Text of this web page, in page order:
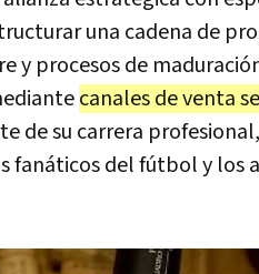
una cadena de
y procesos de
canales de venta
de su carrera
fanáticos del fútbol y los